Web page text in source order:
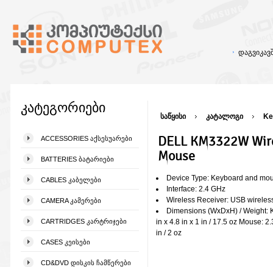
კატეგორიები
ACCESSORIES ᲐᲥᲡᲔᲡᲣᲐᲠᲔᲑᲘ
BATTERIES ᲑᲐᲢᲐᲠᲘᲔᲑᲘ
CABLES ᲙᲐᲑᲔᲚᲔᲑᲘ
CAMERA ᲙᲐᲛᲔᲠᲔᲑᲘ
CARTRIDGES ᲙᲐᲠᲢᲠᲘᲯᲔᲑᲘ
CASES ᲙᲔᲘᲡᲔᲑᲘ
CD&DVD ᲓᲘᲡᲙᲘᲡ ᲩᲐᲛᲬᲔᲠᲔᲑᲘ
საწყისი კატალოგი
DELL KM3322W
Mouse
Device Type: Keyboard and
Interface: 2.4 GHz
Wireless Receiver: USB
Dimensions (WxDxH) / Weight:
in x 4.8 in x 1 in / 17.5 oz Mouse:
in / 2 oz